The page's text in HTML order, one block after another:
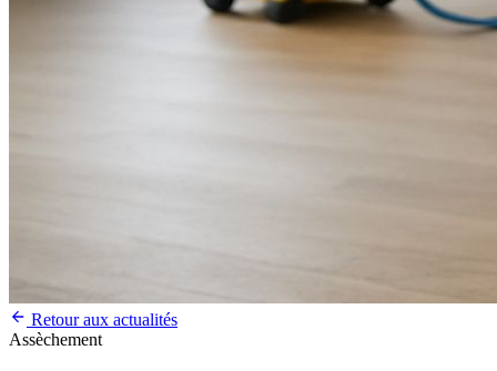
Retour aux actualités
Assèchement